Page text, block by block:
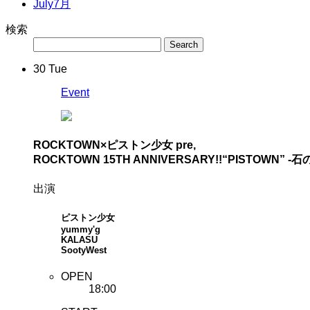
July7月
検索
30 Tue
Event
ROCKTOWN×ピストン少女 pre,
ROCKTOWN 15TH ANNIVERSARY!!“PISTOWN” -石
出演
ピストン少女
yummy'g
KALASU
SootyWest
OPEN
18:00